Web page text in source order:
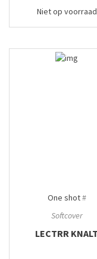
Niet op voorraad
One shot#
Softcover
LECTRR KNALT